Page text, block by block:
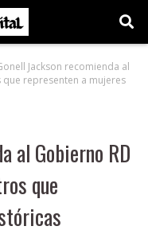
Jackson recomienda al
representen a mujeres
al Gobierno RD
que